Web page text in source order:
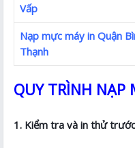
Vấp
Nạp mực máy in Quận
Thạnh
QUY TRÌNH NẠP
1. Kiểm tra và in thử